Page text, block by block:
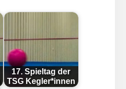
17. Spieltag der
TSG Kegler*innen